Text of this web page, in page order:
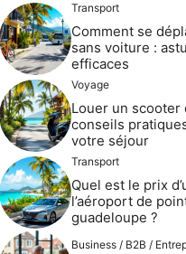
Transport
Comment se
sans voiture :
efficaces
Voyage
Louer un scooter
conseils
votre séjour
Transport
Quel est le prix
l’aéroport de
guadeloupe ?
Business / B2B /